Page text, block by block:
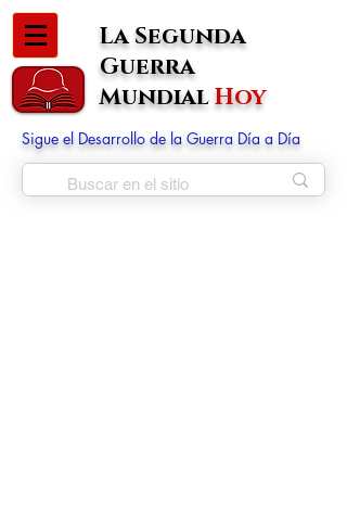
La Segunda
Guerra
MundialHoy
Sigue el Desarrollo de la Guerra Día a Día